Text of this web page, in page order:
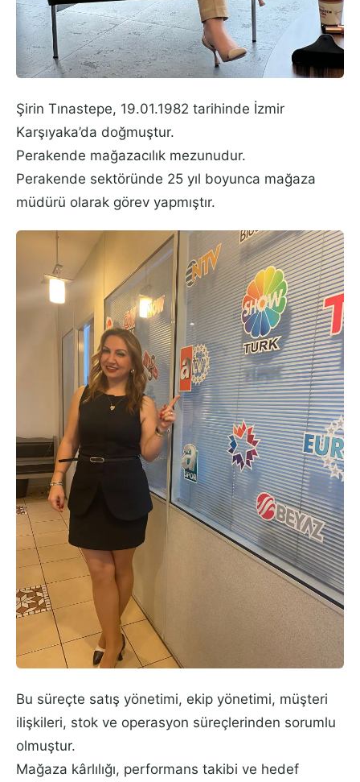
Şirin Tınastepe, 19.01.1982 tarihinde İzmir
Karşıyaka’da doğmuştur.
Perakende mağazacılık mezunudur.
Perakende sektöründe 25 yıl boyunca mağaza
müdürü olarak görev yapmıştır.
Bu süreçte satış yönetimi, ekip yönetimi, müşteri
ilişkileri, stok ve operasyon süreçlerinden sorumlu
olmuştur.
Mağaza kârlılığı, performans takibi ve hedef